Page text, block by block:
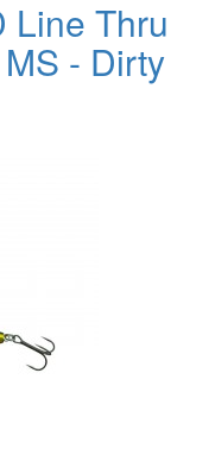
Line Thru
- Dirty